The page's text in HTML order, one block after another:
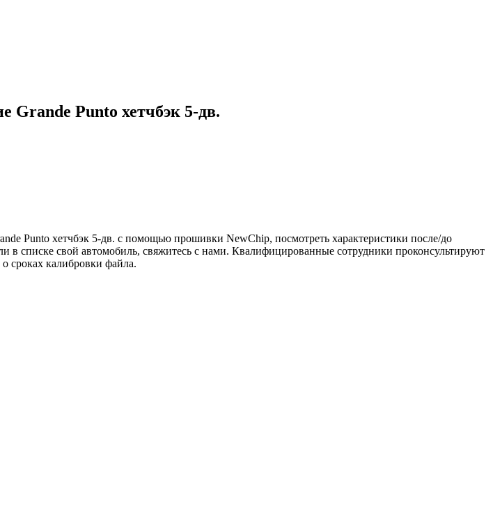
Grande Punto хетчбэк 5-дв.
Punto хетчбэк 5-дв. с помощью прошивки NewChip, посмотреть характеристики после/до
в списке свой автомобиль, свяжитесь с нами. Квалифицированные сотрудники проконсультируют
сроках калибровки файла.